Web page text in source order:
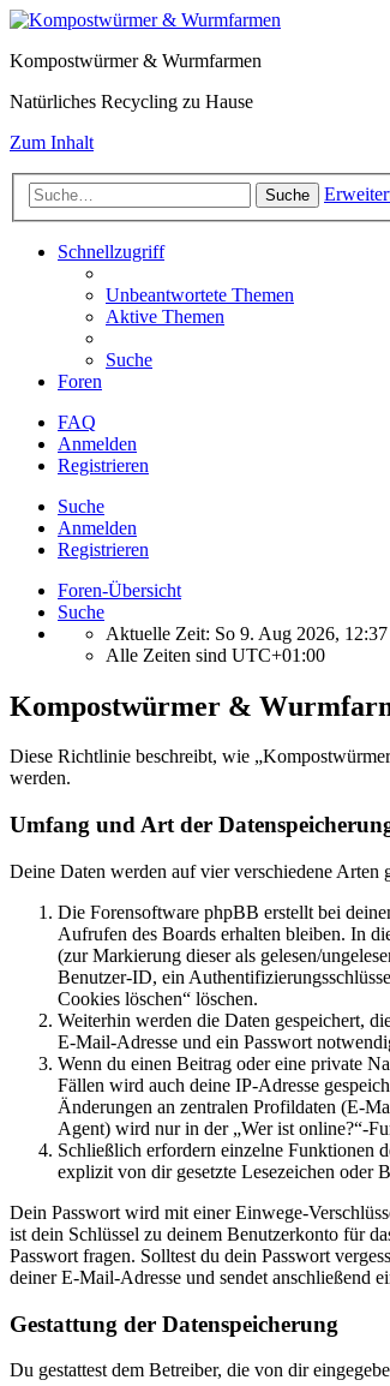
Kompostwürmer & Wurmfarmen
Natürliches Recycling zu Hause
Zum Inhalt
Suche
Schnellzugriff
Unbeantwortete Themen
Aktive Themen
Suche
Foren
FAQ
Anmelden
Registrieren
Suche
Anmelden
Registrieren
Foren-Übersicht
Suche
Aktuelle Zeit: So 9. Aug 2026, 12:37
Alle Zeiten sind UTC+01:00
Kompostwürmer &
Diese Richtlinie beschreibt, wie
werden.
Umfang und Art der
Deine Daten werden auf vier verschiedene Arten
Die Forensoftware phpBB erstellt bei
Aufrufen des Boards erhalten bleiben. In
(zur Markierung dieser als gelesen/
Benutzer-ID, ein
Cookies löschen“ löschen.
Weiterhin werden die Daten gespeichert,
E-Mail-Adresse und ein Passwort
Wenn du einen Beitrag oder eine private
Fällen wird auch deine IP-Adresse
Änderungen an zentralen Profildaten (E-
Agent) wird nur in der „Wer ist online?“-
Schließlich erfordern einzelne Funktionen
explizit von dir gesetzte Lesezeichen oder
Dein Passwort wird mit einer Einwege-
ist dein Schlüssel zu deinem Benutzerkonto für
Passwort fragen. Solltest du dein Passwort
deiner E-Mail-Adresse und sendet anschließend
Gestattung der Datenspeicherung
Du gestattest dem Betreiber, die von dir